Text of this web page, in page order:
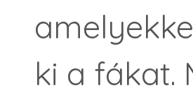
ki a fákat.